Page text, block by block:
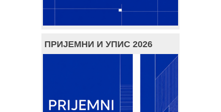
ПРИЈЕМНИ И УПИС 2026